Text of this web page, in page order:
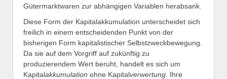
Gütermarktwaren zur abhängigen Variablen herabsank.
Diese Form der Kapitalakkumulation unterscheidet sich
freilich in einem entscheidenden Punkt von der
bisherigen Form kapitalistischer Selbstzweckbewegung.
Da sie auf dem Vorgriff auf zukünftig zu
produzierendem Wert beruht, handelt es sich um
Kapitalakkumulation ohne Kapitalverwertung . Ihre